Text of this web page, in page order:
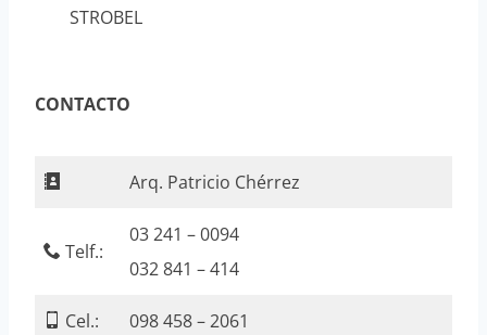
STROBEL
CONTACTO
Arq. Patricio Chérrez
Telf.:
03 241 – 0094
032 841 – 414
Cel.: 098 458 – 2061